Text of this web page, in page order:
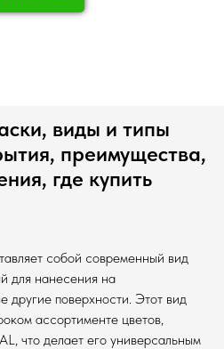
виды и типы
преимущества,
где купить
собой современный вид
для нанесения на
другие поверхности. Этот вид
ассортименте цветов,
что делает его универсальным